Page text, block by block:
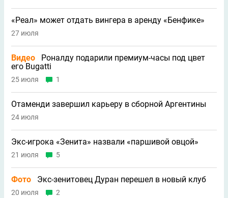
«Реал» может отдать вингера в аренду «Бенфике»
27 июля
Видео
Роналду подарили премиум-часы под цвет
его Bugatti
25 июля 1
Отаменди завершил карьеру в сборной Аргентины
24 июля
Экс-игрока «Зенита» назвали «паршивой овцой»
21 июля 5
Фото Экс-зенитовец Дуран перешел в новый клуб
20 июля 2